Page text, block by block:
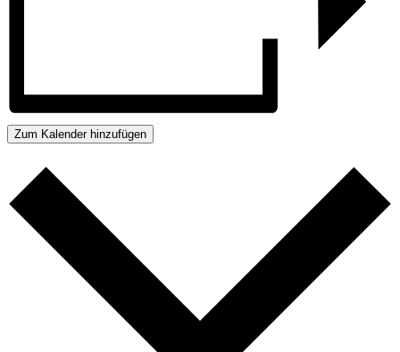
Zum Kalender hinzufügen